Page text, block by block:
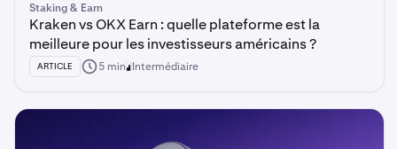
Staking & Earn
Kraken vs OKX Earn : quelle plateforme est la
meilleure pour les investisseurs américains ?
ARTICLE 5 min Intermédiaire